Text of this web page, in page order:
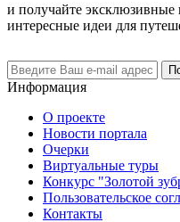
и получайте
интересные идеи для
Информация
О проекте
Новости портала
Очерки
Виртуальные туры
Конкурс "Золотой
Пользовательское
Контакты